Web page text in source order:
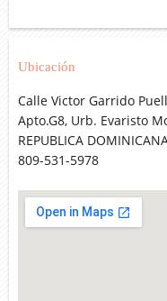
Ubicación
Calle Victor Garrido
Apto.G8, Urb. Evaristo
REPUBLICA
809-531-5978